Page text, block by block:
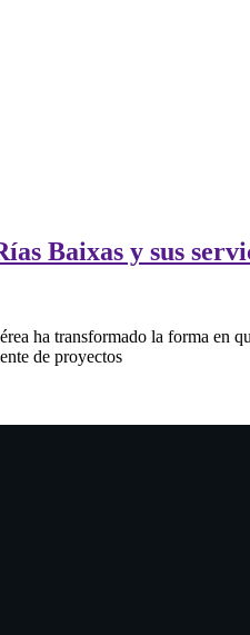
Baixas y sus
ha transformado la forma en
de proyectos